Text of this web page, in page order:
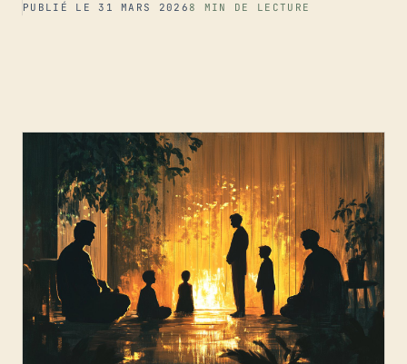
PUBLIÉ LE 31 MARS 2026 8 MIN DE LECTURE